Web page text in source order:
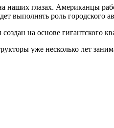
наших глазах. Американцы
выполнять роль городского
на основе гигантского
уже несколько лет